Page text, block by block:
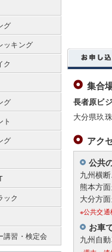
集合
長者原ビ
大分県玖
アク
公共
九州横
熊本方
大分方
※公共交通
お車
九州自
グ
ッキング
ク
グ
ト
グ
ック
講習・検定会